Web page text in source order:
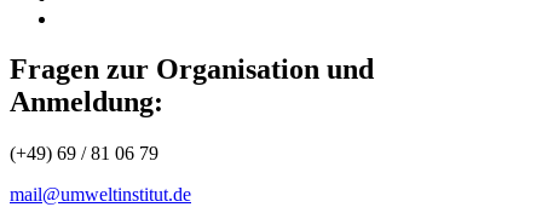
Fragen zur Organisation und
Anmeldung:
(+49) 69 / 81 06 79
mail@umweltinstitut.de